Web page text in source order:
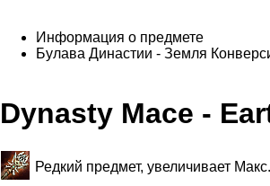
Информация о предмете
Булава Династии - Земля
Dynasty Mace -
Редкий предмет, увеличивает